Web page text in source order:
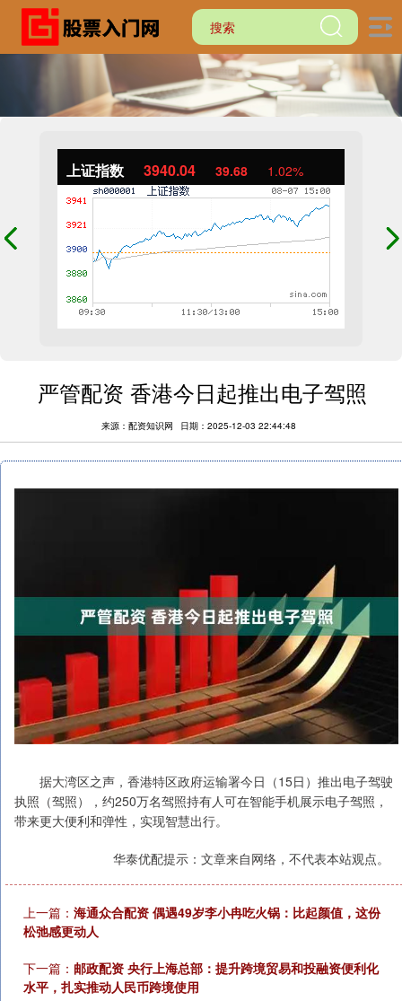
上证指数 3940.04 39.68 1.02%
严管配资 香港今日起推出电子驾照
来源：配资知识网 日期：2025-12-03 22:44:48
据大湾区之声，香港特区政府运输署今日（15日）推出电子驾驶
执照（驾照），约250万名驾照持有人可在智能手机展示电子驾照，
带来更大便利和弹性，实现智慧出行。
华泰优配提示：文章来自网络，不代表本站观点。
上一篇： 海通众合配资 偶遇49岁李小冉吃火锅：比起颜值，这份
松弛感更动人
下一篇： 邮政配资 央行上海总部：提升跨境贸易和投融资便利化
水平，扎实推动人民币跨境使用